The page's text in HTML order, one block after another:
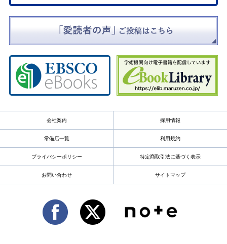
会社案内 採用情報
常備店一覧 利用規約
プライバシーポリシー 特定商取引法に基づく表示
お問い合わせ サイトマップ